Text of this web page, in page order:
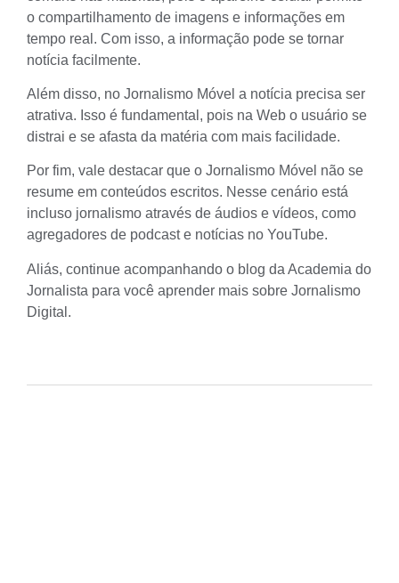
o compartilhamento de imagens e informações em
tempo real. Com isso, a informação pode se tornar
notícia facilmente.
Além disso, no Jornalismo Móvel a notícia precisa ser
atrativa. Isso é fundamental, pois na Web o usuário se
distrai e se afasta da matéria com mais facilidade.
Por fim, vale destacar que o Jornalismo Móvel não se
resume em conteúdos escritos. Nesse cenário está
incluso jornalismo através de áudios e vídeos, como
agregadores de podcast e notícias no YouTube.
Aliás, continue acompanhando o blog da Academia do
Jornalista para você aprender mais sobre Jornalismo
Digital .